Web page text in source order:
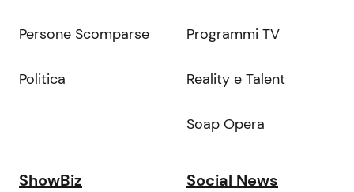
Persone Scomparse
Politica
Programmi TV
Reality e Talent
Soap Opera
ShowBiz Social News